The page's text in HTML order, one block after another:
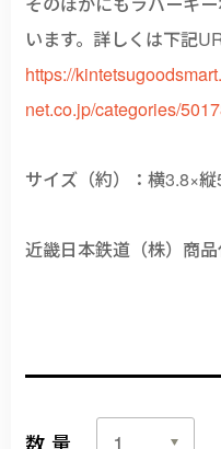
います。詳しくは下記
https://
net.co.jp/categories/
サイズ（約）：横3.8×
近畿日本鉄道（株）商
数量